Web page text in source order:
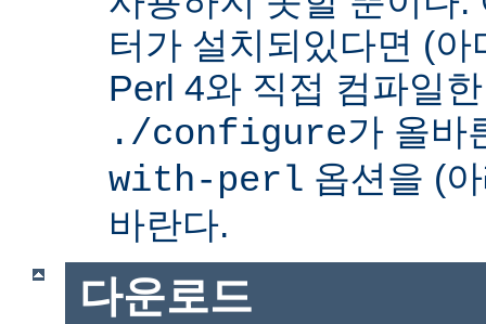
터가 설치되있다면 (
Perl 4와 직접 컴파일
./configure가 올바
with-perl 옵션을 (
바란다.
다운로드